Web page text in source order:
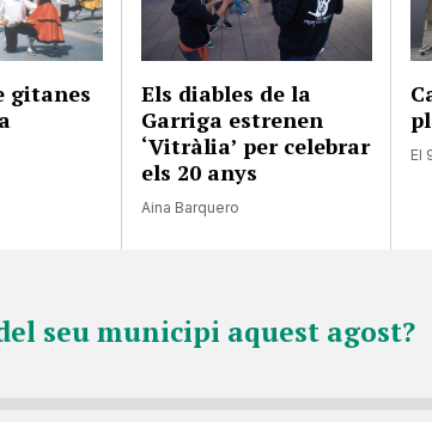
gitanes
Els diables de la
Garriga estrenen
‘Vitràlia’ per celebrar
els 20 anys
Aina Barquero
El
seu municipi aquest agost?